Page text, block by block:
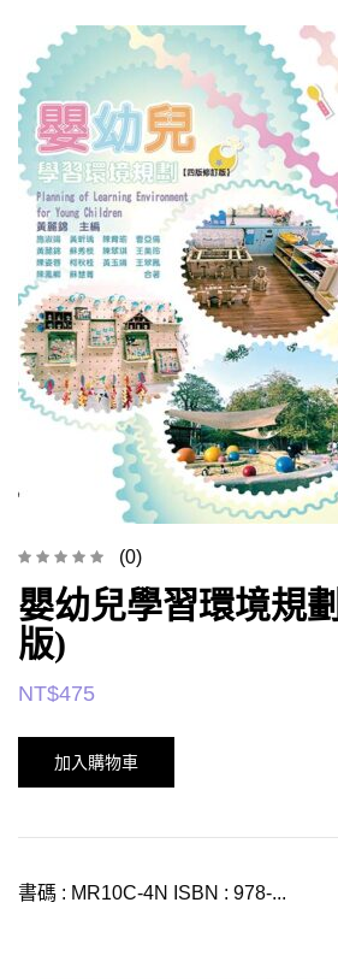
(0)
嬰幼兒學習環境規
版)
NT$475
加入購物車
書碼 : MR10C-4N ISBN : 978-...